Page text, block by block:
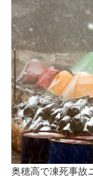
奥穂高で凍死事故